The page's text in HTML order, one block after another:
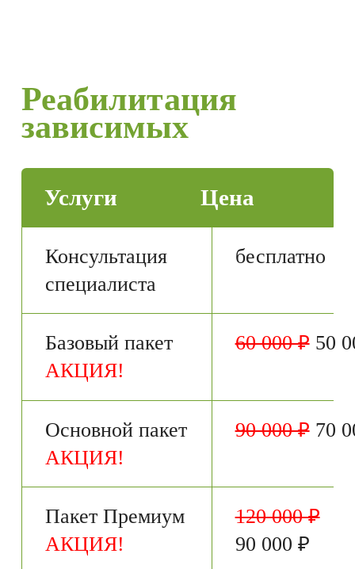
Реабилитация
зависимых
Услуги Цена
Консультация
специалиста
бесплатно
Базовый пакет
АКЦИЯ!
60 000 ₽50
Основной пакет
АКЦИЯ!
90 000 ₽70
Пакет Премиум
АКЦИЯ!
120 000 ₽
90 000 ₽